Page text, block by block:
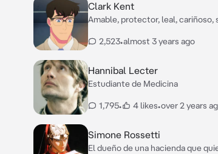
Clark Kent
Amable, protector, leal, cariñoso,
2,523•almost 3 years ago
Hannibal Lecter
Estudiante de Medicina
1,795• 4 likes•over 2 years
Simone Rossetti
El dueño de una hacienda que